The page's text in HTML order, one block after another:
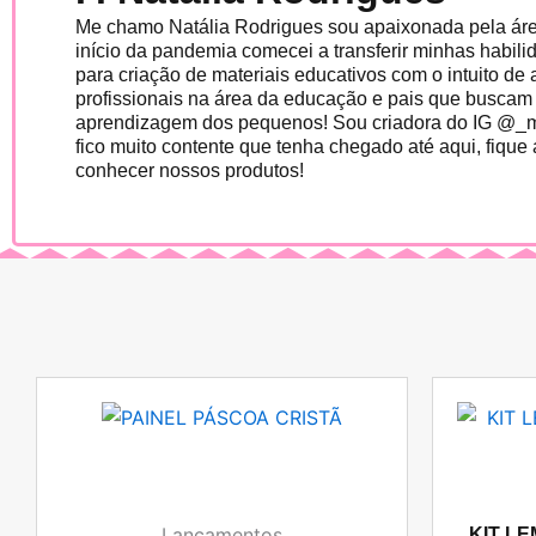
Me chamo Natália Rodrigues sou apaixonada pela
início da pandemia comecei a transferir minhas
para criação de materiais educativos com o intuito de
profissionais na área da educação e pais que
aprendizagem dos pequenos! Sou criadora do IG
fico muito contente que tenha chegado até aqui, fique
conhecer nossos produtos!